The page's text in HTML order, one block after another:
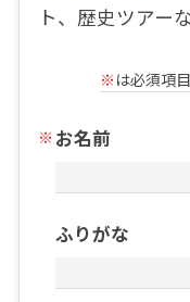
ト、歴史ツアー
※ は必須項
お名前
ふりがな